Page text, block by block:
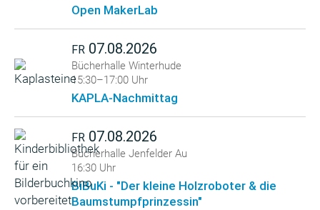
Open MakerLab
FR 07.08.2026
Bücherhalle Winterhude
15:30–17:00 Uhr
KAPLA-Nachmittag
FR 07.08.2026
Bücherhalle Jenfelder Au
16:30 Uhr
BiBuKi - "Der kleine Holzroboter & die
Baumstumpfprinzessin"